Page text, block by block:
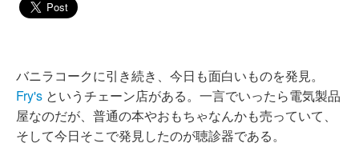
バニラコークに引き続き、今日も面白いものを発見。
Fry's というチェーン店がある。一言でいったら電気製品
屋なのだが、普通の本やおもちゃなんかも売っていて、
そして今日そこで発見したのが聴診器である。